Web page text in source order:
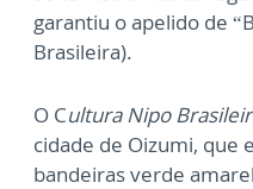
garantiu o apelido de
Brasileira).
O Cultura Nipo
cidade de Oizumi, que
bandeiras verde